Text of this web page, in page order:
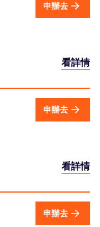
申辦去
看詳情
申辦去
看詳情
申辦去